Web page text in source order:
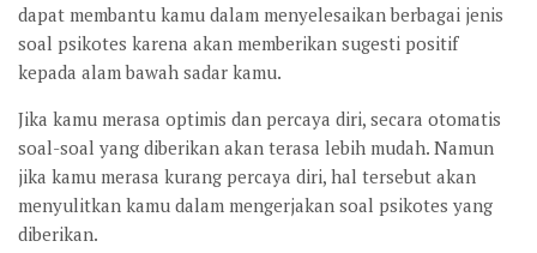
dapat membantu kamu dalam menyelesaikan berbagai jenis
soal psikotes karena akan memberikan sugesti positif
kepada alam bawah sadar kamu.
Jika kamu merasa optimis dan percaya diri, secara otomatis
soal-soal yang diberikan akan terasa lebih mudah. Namun
jika kamu merasa kurang percaya diri, hal tersebut akan
menyulitkan kamu dalam mengerjakan soal psikotes yang
diberikan.